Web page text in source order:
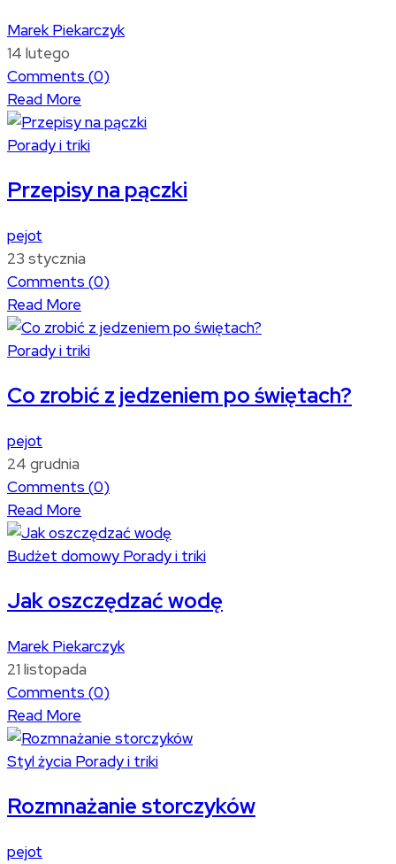
Marek Piekarczyk
14 lutego
Comments (0)
Read More
Porady i triki
Przepisy na pączki
pejot
23 stycznia
Comments (0)
Read More
Porady i triki
Co zrobić z jedzeniem po świętach?
pejot
24 grudnia
Comments (0)
Read More
Budżet domowy Porady i triki
Jak oszczędzać wodę
Marek Piekarczyk
21 listopada
Comments (0)
Read More
Styl życia Porady i triki
Rozmnażanie storczyków
pejot